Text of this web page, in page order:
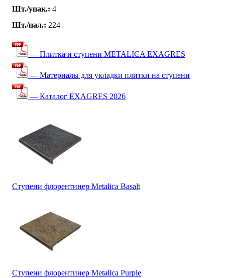
Шт./упак.: 4
Шт./пал.: 224
— Плитка и ступени METALICA EXAGRES
— Материалы для укладки плитки на ступени
— Каталог EXAGRES 2026
Ступени флорентинер Metalica Basalt
Ступени флорентинер Metalica Purple